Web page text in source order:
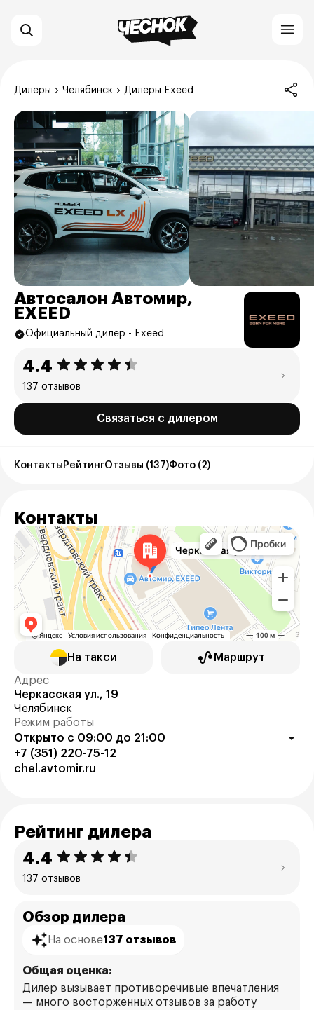
Дилеры Челябинск Дилеры Exeed
Автосалон Автомир,
EXEED
Официальный дилер - Exeed
4.4
137 отзывов
Связаться с дилером
Контакты РейтингОтзывы (137)Фото (2)
Контакты
На такси Маршрут
Адрес
Черкасская ул., 19
Челябинск
Режим работы
Открыто с 09:00 до 21:00
+7 (351) 220-75-12
chel.avtomir.ru
Рейтинг дилера
4.4
137 отзывов
Обзор дилера
На основе137 отзывов
Общая оценка:
Дилер вызывает противоречивые впечатления
— много восторженных отзывов за работу